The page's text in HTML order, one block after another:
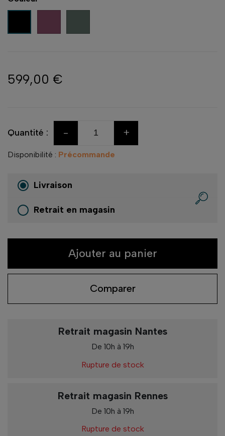
599,00 €
Quantité : - +
Disponibilité : Précommande
Livraison
Retrait en magasin
Ajouter au panier
Comparer
Retrait magasin Nantes
De 10h à 19h
Rupture de stock
Retrait magasin Rennes
De 10h à 19h
Rupture de stock